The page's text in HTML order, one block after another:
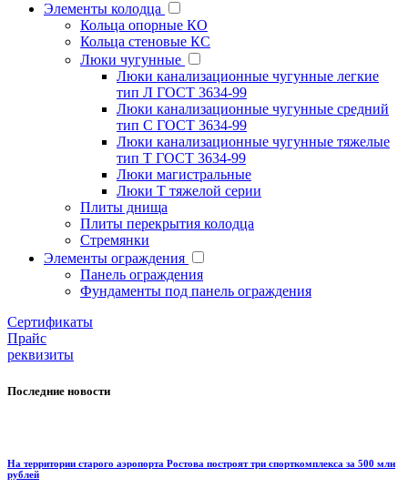
Элементы колодца
Кольца опорные КО
Кольца стеновые КС
Люки чугунные
Люки канализационные чугунные легкие
тип Л ГОСТ 3634-99
Люки канализационные чугунные средний
тип С ГОСТ 3634-99
Люки канализационные чугунные тяжелые
тип Т ГОСТ 3634-99
Люки магистральные
Люки Т тяжелой серии
Плиты днища
Плиты перекрытия колодца
Стремянки
Элементы ограждения
Панель ограждения
Фундаменты под панель ограждения
Cертификаты
Прайс
реквизиты
Последние новости
На территории старого аэропорта Ростова построят три спорткомплекса за 500 млн
рублей